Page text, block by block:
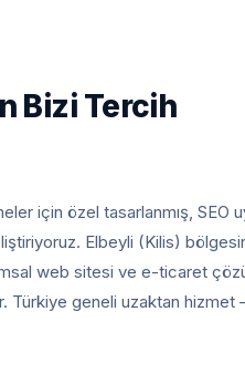
Bizi Tercih
için özel tasarlanmış, SEO
Elbeyli (Kilis)
web sitesi ve e-ticaret
Türkiye geneli uzaktan